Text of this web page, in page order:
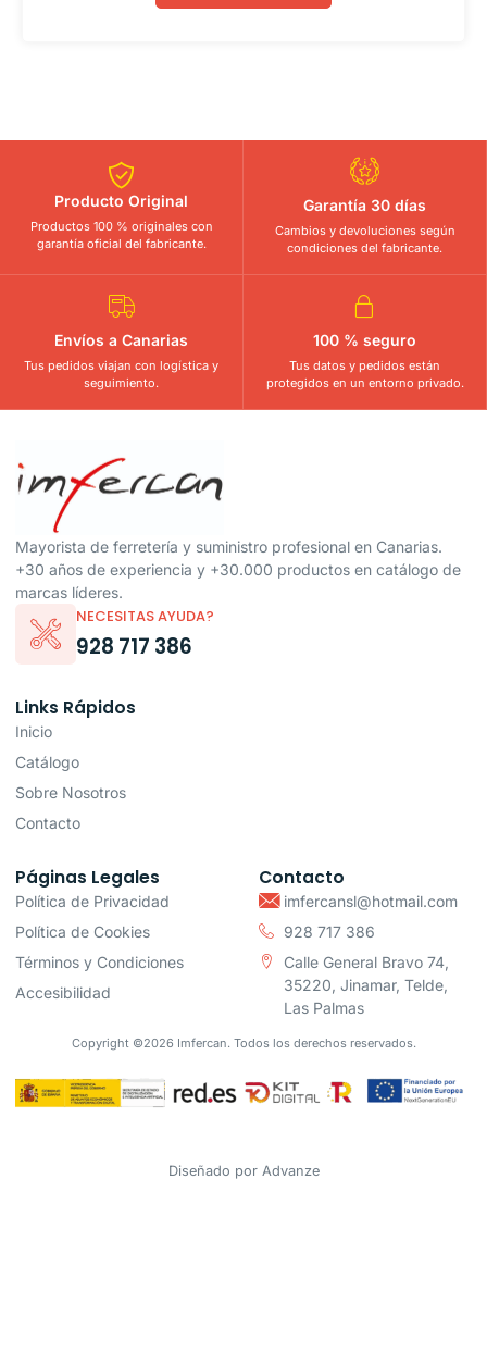
Producto Original
Productos 100 % originales con
garantía oficial del fabricante.
Garantía 30 días
Cambios y devoluciones según
condiciones del fabricante.
Envíos a Canarias
Tus pedidos viajan con logística y
seguimiento.
100 % seguro
Tus datos y pedidos están
protegidos en un entorno privado.
Mayorista de ferretería y suministro profesional en Canarias.
+30 años de experiencia y +30.000 productos en catálogo de
marcas líderes.
NECESITAS AYUDA?
928 717 386
Links Rápidos
Inicio
Catálogo
Sobre Nosotros
Contacto
Páginas Legales
Política de Privacidad
Política de Cookies
Términos y Condiciones
Accesibilidad
Contacto
imfercansl@hotmail.com
928 717 386
Calle General Bravo 74,
35220, Jinamar, Telde,
Las Palmas
Copyright ©2026 Imfercan. Todos los derechos reservados.
Diseñado por Advanze